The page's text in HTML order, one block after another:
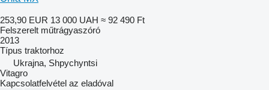
253,90 EUR 13 000 UAH ≈ 92 490 Ft
Felszerelt műtrágyaszóró
2013
Típus traktorhoz
Ukrajna, Shpychyntsi
Vitagro
Kapcsolatfelvétel az eladóval